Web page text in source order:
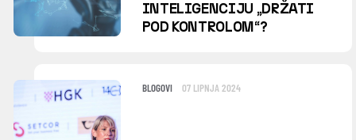
INTELIGENCIJU „DRŽATI
POD KONTROLOM“?
BLOGOVI 07 LIPNJA 2024